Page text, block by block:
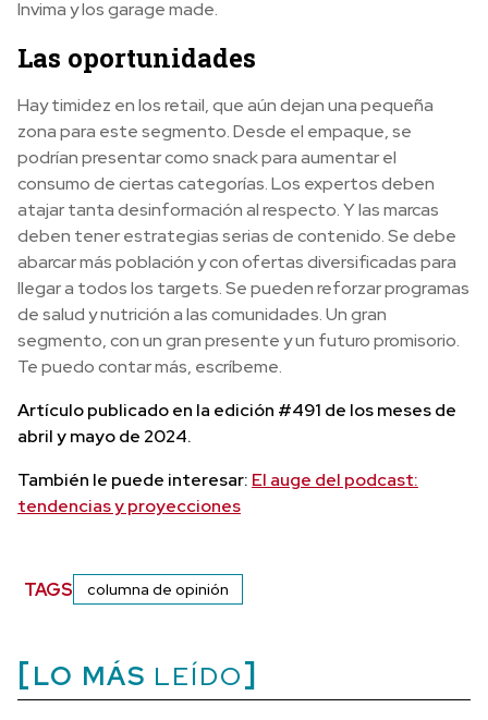
Invima y los garage made.
Las oportunidades
Hay timidez en los retail, que aún dejan una pequeña
zona para este segmento. Desde el empaque, se
podrían presentar como snack para aumentar el
consumo de ciertas categorías. Los expertos deben
atajar tanta desinformación al respecto. Y las marcas
deben tener estrategias serias de contenido. Se debe
abarcar más población y con ofertas diversificadas para
llegar a todos los targets. Se pueden reforzar programas
de salud y nutrición a las comunidades. Un gran
segmento, con un gran presente y un futuro promisorio.
Te puedo contar más, escríbeme.
Artículo publicado en la edición #491 de los meses de
abril y mayo de 2024.
También le puede interesar: El auge del podcast:
tendencias y proyecciones
TAGS columna de opinión
LO MÁS LEÍDO